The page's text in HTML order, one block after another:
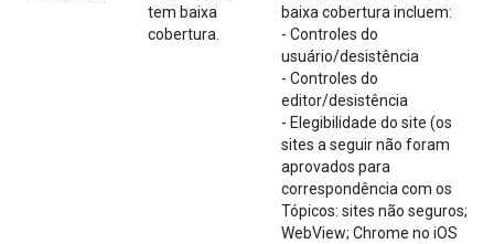
tem baixa
cobertura.
baixa cobertura incluem:
- Controles do
usuário/desistência
- Controles do
editor/desistência
- Elegibilidade do site (os
sites a seguir não foram
aprovados para
correspondência com os
Tópicos: sites não seguros;
WebView; Chrome no iOS